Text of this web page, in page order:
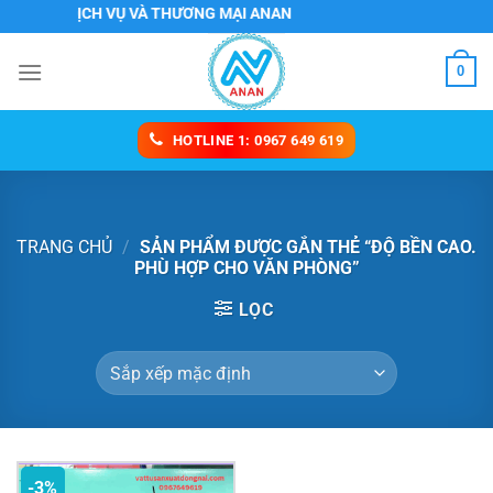
đến
nội
TNHH DỊCH VỤ VÀ THƯƠNG MẠI ANAN
0
HOTLINE 1: 0967 649 619
TRANG CHỦ / SẢN PHẨM ĐƯỢC GẮN THẺ “ĐỘ BỀN CAO.
PHÙ HỢP CHO VĂN PHÒNG”
LỌC
-3%